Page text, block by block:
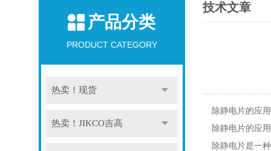
产品分类
PRODUCT CATEGORY
热卖！现货
热卖！JIKCO吉高
技术文章
除静电片的应用
除静电片的应用
除静电片是一